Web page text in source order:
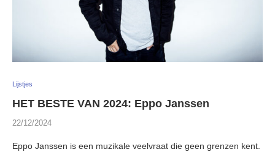
Lijstjes
HET BESTE VAN 2024: Eppo Janssen
22/12/2024
Eppo Janssen is een muzikale veelvraat die geen grenzen kent.